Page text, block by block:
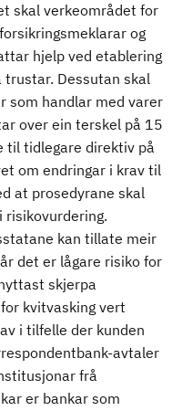
skal verkeområdet for
og
hjelp ved etablering
trustar. Dessutan skal
som handlar med varer
over ein terskel på 15
til tidlegare direktiv på
om endringar i krav til
at prosedyrane skal
risikovurdering.
kan tillate meir
det er lågare risiko for
skjerpa
kvitvasking vert
i tilfelle der kunden
avtaler
frå
er bankar som